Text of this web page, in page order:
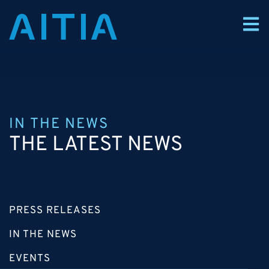
IN THE NEWS
THE LATEST NEWS
PRESS RELEASES
IN THE NEWS
EVENTS